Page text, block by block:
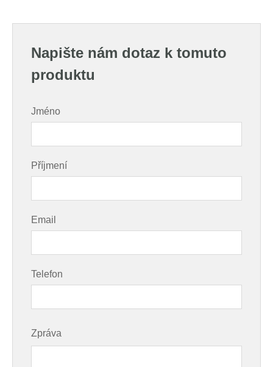
Napište nám dotaz k tomuto
produktu
Jméno
Příjmení
Email
Telefon
Zpráva